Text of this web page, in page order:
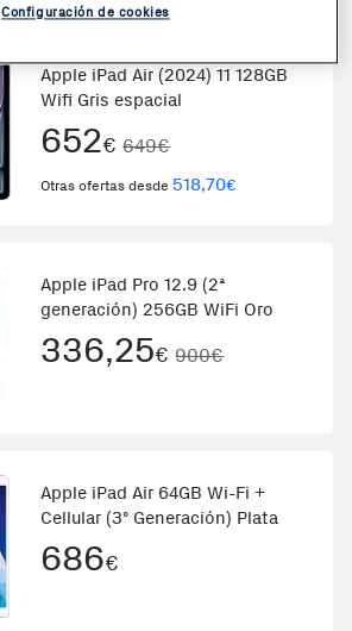
Apple iPad Air (2024) 11 128GB
Wifi Gris espacial
652€ 649€
Otras ofertas desde 518,70€
Apple iPad Pro 12.9 (2ª
generación) 256GB WiFi Oro
336,25€ 900€
Apple iPad Air 64GB Wi-Fi +
Cellular (3º Generación) Plata
686€
Configuración de cookies